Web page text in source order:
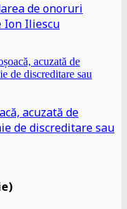
de onoruri
Ion Iliescu
acuzată de
de discreditare sau